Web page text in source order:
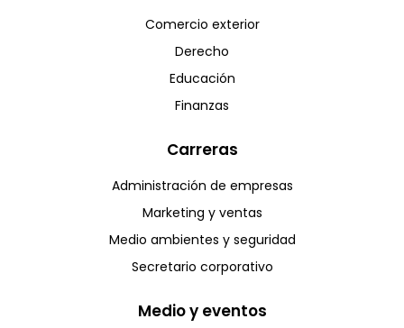
Comercio exterior
Derecho
Educación
Finanzas
Carreras
Administración de empresas
Marketing y ventas
Medio ambientes y seguridad
Secretario corporativo
Medio y eventos